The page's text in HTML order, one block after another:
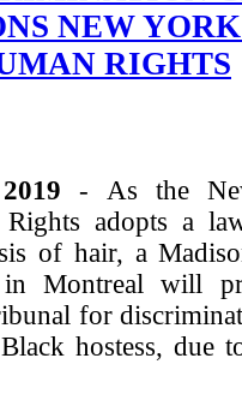
NEW
RIGHTS
- As the
adopts a
of hair, a
Montreal will
for
hostess, due